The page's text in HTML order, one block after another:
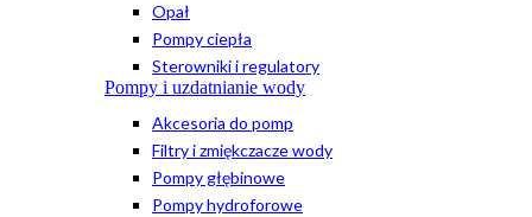
Opał
Pompy ciepła
Sterowniki i regulatory
Pompy i uzdatnianie wody
Akcesoria do pomp
Filtry i zmiękczacze wody
Pompy głębinowe
Pompy hydroforowe